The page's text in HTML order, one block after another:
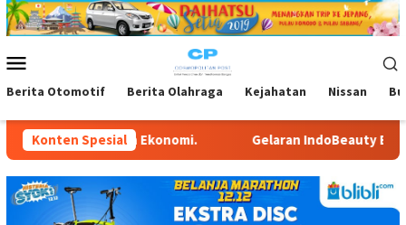
Loncat
ke
Mobile
Berita Otomotif Berita Olahraga Kejahatan Nissan
Konten SpesialGelaran IndoBeauty Expo 2026, Ditargetkan